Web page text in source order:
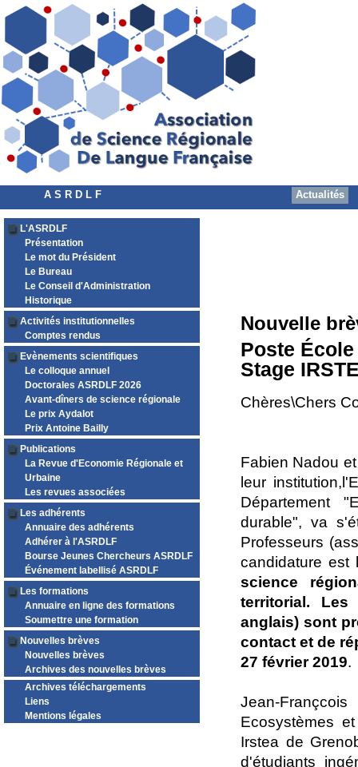
A S R D L F Actualités
L'ASRDLF
Présentation
Le mot du Président
Le Bureau
Le Conseil d'Administration
Historique
Activités institutionnelles
Comptes rendus
Evènements scientifiques
Le colloque annuel
Doctorales ASRDLF 2026
Avant-dîners de science régionale
Le prix Aydalot
Prix Antoine Bailly
Publications
La Revue d'Economie Régionale et
Urbaine
Les revues associées
Les adhérents
Annuaire des adhérents
Adhérer à l'ASRDLF
Bourse Jeunes Chercheurs ASRDLF
Événement labellisé ASRDLF
Les formations
Annuaire en ligne des formations
Soumettre une formation
Nouvelles brèves
Nouvelles brèves
Archives des nouvelles brèves
Archives téléchargements
Liens
Mentions légales
Nouvelle
Poste
Stage
Chères\Chers
Fabien Nadou
leur
Département
durable", va
Professeurs
candidature est
science
territorial.
anglais) sont
contact et de
27 février 2019.
Jean-
Ecosystèmes
Irstea de
d'étudiants